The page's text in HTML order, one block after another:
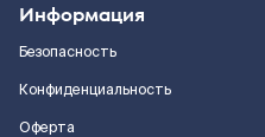
Информация
Безопасность
Конфиденциальность
Оферта